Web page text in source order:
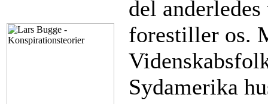
del
forestiller os.
Sydamerika